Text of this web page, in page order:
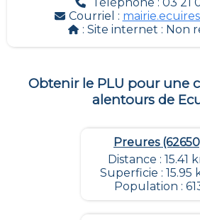
Courriel :
: Site internet : Non
Obtenir le PLU pour une
alentours de
Preures
Distance : 15.41
Superficie : 15.95
Population :